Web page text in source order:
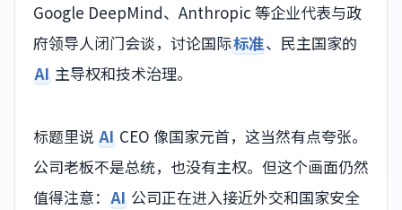
Google DeepMind、Anthropic 等企业代表与政
府领导人闭门会谈，讨论国际标准、民主国家的
AI 主导权和技术治理。
标题里说 AI CEO 像国家元首，这当然有点夸张。
公司老板不是总统，也没有主权。但这个画面仍然
值得注意： AI 公司正在进入接近外交和国家安全